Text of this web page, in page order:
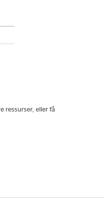
ressurser, eller få